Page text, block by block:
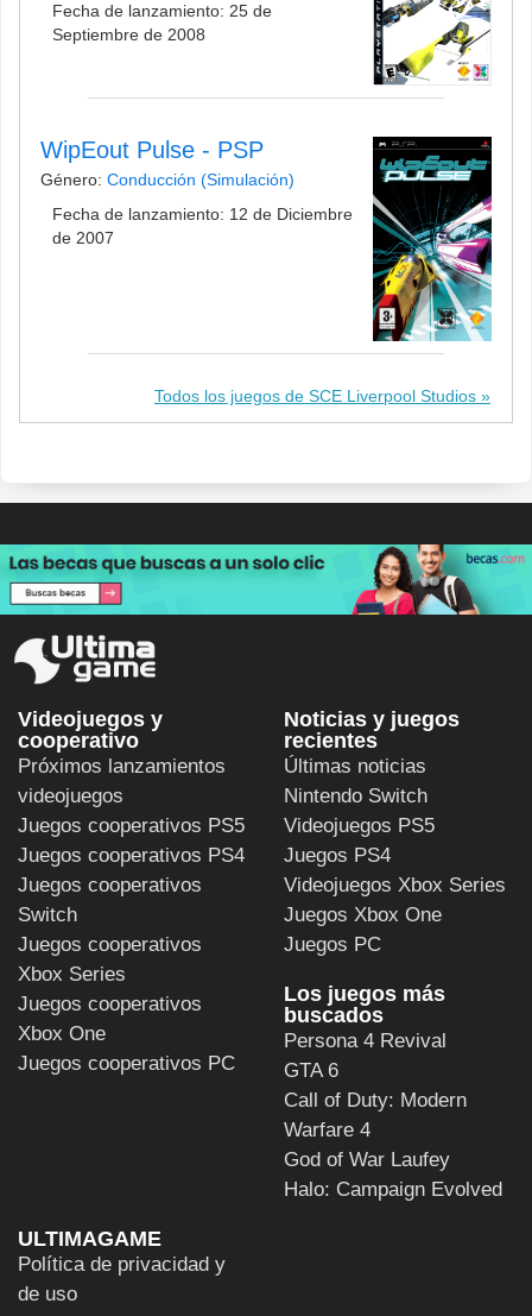
Fecha de lanzamiento: 25 de
Septiembre de 2008
WipEout Pulse - PSP
Género: Conducción (Simulación)
Fecha de lanzamiento: 12 de Diciembre
de 2007
Todos los juegos de SCE Liverpool Studios
Videojuegos y
cooperativo
Próximos lanzamientos
videojuegos
Juegos cooperativos PS5
Juegos cooperativos PS4
Juegos cooperativos
Switch
Juegos cooperativos
Xbox Series
Juegos cooperativos
Xbox One
Juegos cooperativos PC
Noticias y juegos
recientes
Últimas noticias
Nintendo Switch
Videojuegos PS5
Juegos PS4
Videojuegos Xbox Series
Juegos Xbox One
Juegos PC
Los juegos más
buscados
Persona 4 Revival
GTA 6
Call of Duty: Modern
Warfare 4
God of War Laufey
Halo: Campaign Evolved
ULTIMAGAME
Política de privacidad y
de uso